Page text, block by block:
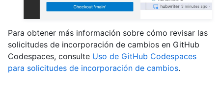
Para obtener más información sobre cómo revisar las
solicitudes de incorporación de cambios en GitHub
Codespaces, consulte Uso de GitHub Codespaces
para solicitudes de incorporación de cambios.